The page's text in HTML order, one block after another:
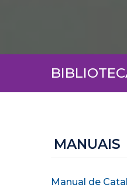
MANUAIS
Manual de